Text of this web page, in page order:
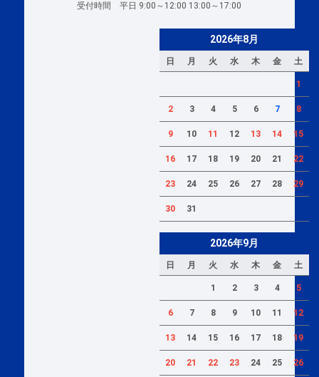
受付時間 平日 9:00～12:00 13:00～17:00
2026年8月
日 月 火 水 木 金 土
1
2 3 4 5 6 7 8
9 10 11 12 13 14 15
16 17 18 19 20 21 22
23 24 25 26 27 28 29
30 31
2026年9月
日 月 火 水 木 金 土
1 2 3 4 5
6 7 8 9 10 11 12
13 14 15 16 17 18 19
20 21 22 23 24 25 26